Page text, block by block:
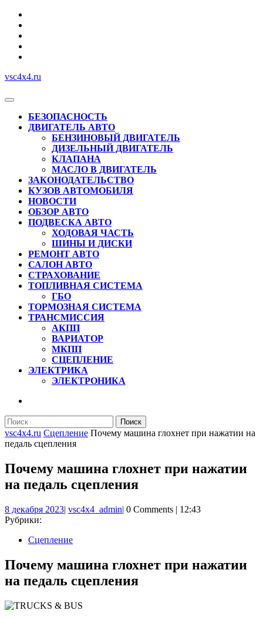
Перейти
содержимому
vsc4x4.ru
Кнопка
ОткрытьБЕЗОПАСНОСТЬ
ДВИГАТЕЛЬ АВТО
БЕНЗИНОВЫЙ ДВИГАТЕЛЬ
ДИЗЕЛЬНЫЙ ДВИГАТЕЛЬ
КЛАПАНА
МАСЛО В ДВИГАТЕЛЬ
ЗАКОНОДАТЕЛЬСТВО
КУЗОВ АВТОМОБИЛЯ
НОВОСТИ
ОБЗОР АВТО
ПОДВЕСКА АВТО
ХОДОВАЯ ЧАСТЬ
ШИНЫ И ДИСКИ
РЕМОНТ АВТО
САЛОН АВТО
СТРАХОВАНИЕ
ТОПЛИВНАЯ СИСТЕМА
ГБО
ТОРМОЗНАЯ СИСТЕМА
ТРАНСМИССИЯ
АКПП
ВАРИАТОР
МКПП
СЦЕПЛЕНИЕ
ЭЛЕКТРИКА
ЭЛЕКТРОНИКА
КНОПКА
Найти:
vsc4x4.ru Сцепление Почему машина глохнет при нажатии на
педаль сцепления
Почему машина глохнет при нажатии
на педаль сцепления
8 декабря 20238| vsc4x4_adminvsc4x4_admin
| 0 Comments | 12:43
Рубрики:
Сцепление
Почему машина глохнет при нажатии
на педаль сцепления